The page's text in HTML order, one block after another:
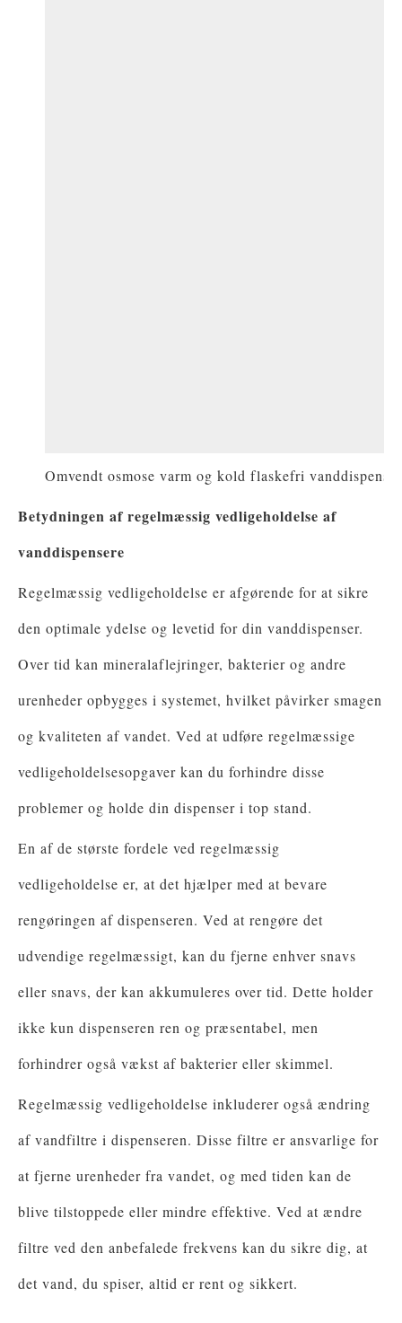
Omvendt osmose varm og kold flaskefri vanddispenser
Betydningen af ​​regelmæssig vedligeholdelse af
vanddispensere
Regelmæssig vedligeholdelse er afgørende for at sikre
den optimale ydelse og levetid for din vanddispenser.
Over tid kan mineralaflejringer, bakterier og andre
urenheder opbygges i systemet, hvilket påvirker smagen
og kvaliteten af ​​vandet. Ved at udføre regelmæssige
vedligeholdelsesopgaver kan du forhindre disse
problemer og holde din dispenser i top stand.
En af de største fordele ved regelmæssig
vedligeholdelse er, at det hjælper med at bevare
rengøringen af ​​dispenseren. Ved at rengøre det
udvendige regelmæssigt, kan du fjerne enhver snavs
eller snavs, der kan akkumuleres over tid. Dette holder
ikke kun dispenseren ren og præsentabel, men
forhindrer også vækst af bakterier eller skimmel.
Regelmæssig vedligeholdelse inkluderer også ændring
af vandfiltre i dispenseren. Disse filtre er ansvarlige for
at fjerne urenheder fra vandet, og med tiden kan de
blive tilstoppede eller mindre effektive. Ved at ændre
filtre ved den anbefalede frekvens kan du sikre dig, at
det vand, du spiser, altid er rent og sikkert.